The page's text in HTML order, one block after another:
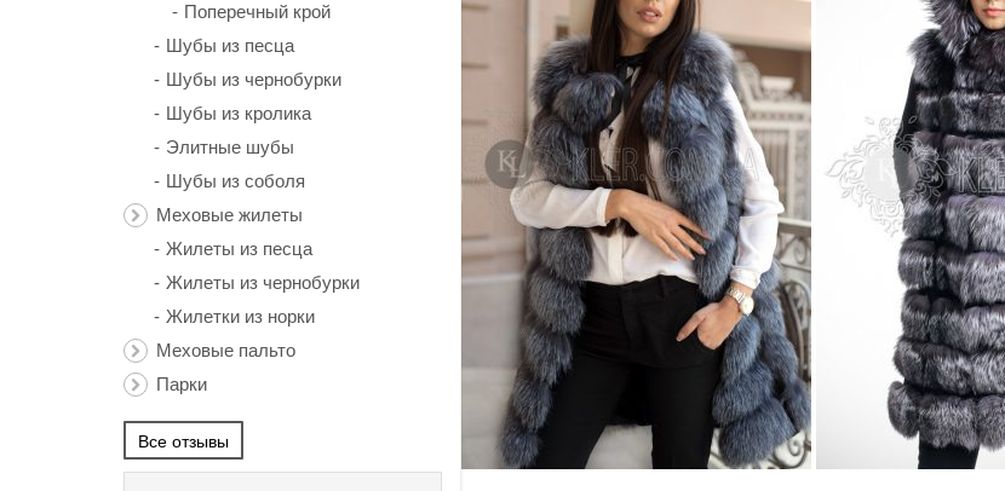
Поперечный крой
Шубы из песца
Шубы из чернобурки
Шубы из кролика
Элитные шубы
Шубы из соболя
Меховые жилеты
Жилеты из песца
Жилеты из чернобурки
Жилетки из норки
Меховые пальто
Парки
Все отзывы